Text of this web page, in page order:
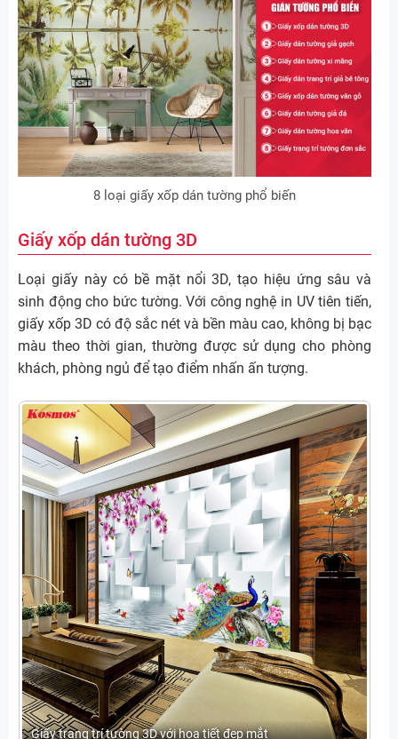
8 loại giấy xốp dán tường phổ biến
Giấy xốp dán tường 3D
Loại giấy này có bề mặt nổi 3D, tạo hiệu ứng sâu và
sinh động cho bức tường. Với công nghệ in UV tiên tiến,
giấy xốp 3D có độ sắc nét và bền màu cao, không bị bạc
màu theo thời gian, thường được sử dụng cho phòng
khách, phòng ngủ để tạo điểm nhấn ấn tượng.
Giấy trang trí tường 3D với họa tiết đẹp mắt